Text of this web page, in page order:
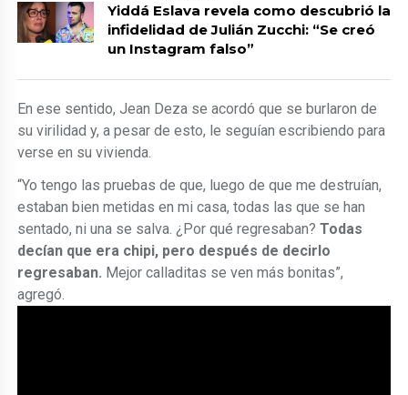
Yiddá Eslava revela como descubrió la
infidelidad de Julián Zucchi: “Se creó
un Instagram falso”
En ese sentido, Jean Deza se acordó que se burlaron de
su virilidad y, a pesar de esto, le seguían escribiendo para
verse en su vivienda.
“Yo tengo las pruebas de que, luego de que me destruían,
estaban bien metidas en mi casa, todas las que se han
sentado, ni una se salva. ¿Por qué regresaban?Todas
decían que era chipi, pero después de decirlo
regresaban. Mejor calladitas se ven más bonitas”,
agregó.